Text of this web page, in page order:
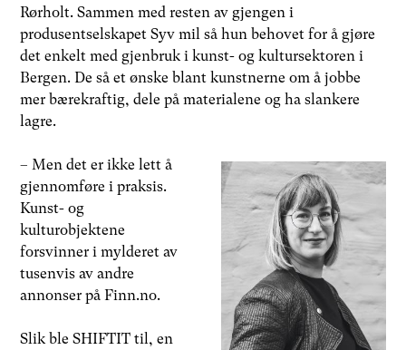
Rørholt. Sammen med resten av gjengen i
produsentselskapet Syv mil så hun behovet for å gjøre
det enkelt med gjenbruk i kunst- og kultursektoren i
Bergen. De så et ønske blant kunstnerne om å jobbe
mer bærekraftig, dele på materialene og ha slankere
lagre.
– Men det er ikke lett å
gjennomføre i praksis.
Kunst- og
kulturobjektene
forsvinner i mylderet av
tusenvis av andre
annonser på Finn.no.
Slik ble SHIFTIT til, en